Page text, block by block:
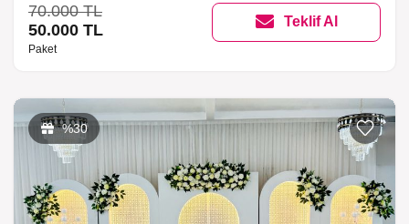
70.000 TL
50.000 TL
Paket
Teklif Al
%30